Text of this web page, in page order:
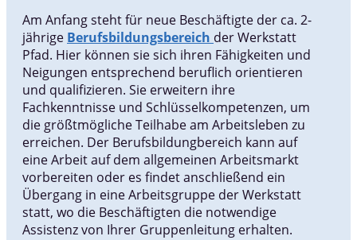
Am Anfang steht für neue Beschäftigte der ca. 2-
jährige Berufsbildungsbereich der Werkstatt
Pfad. Hier können sie sich ihren Fähigkeiten und
Neigungen entsprechend beruflich orientieren
und qualifizieren. Sie erweitern ihre
Fachkenntnisse und Schlüsselkompetenzen, um
die größtmögliche Teilhabe am Arbeitsleben zu
erreichen. Der Berufsbildungbereich kann auf
eine Arbeit auf dem allgemeinen Arbeitsmarkt
vorbereiten oder es findet anschließend ein
Übergang in eine Arbeitsgruppe der Werkstatt
statt, wo die Beschäftigten die notwendige
Assistenz von Ihrer Gruppenleitung erhalten.